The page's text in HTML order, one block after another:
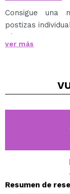
Consigue una
postizas
Fáciles de
confortables y
ver más
Resumen de